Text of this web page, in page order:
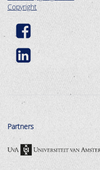
Copyright
Partners